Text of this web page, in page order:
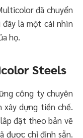
đã chuyển
đây là một cái nhìn
họ.
Steels
công ty chuyên
xây dựng tiền chế.
đặt theo bản vẽ
được chỉ định sẵn.